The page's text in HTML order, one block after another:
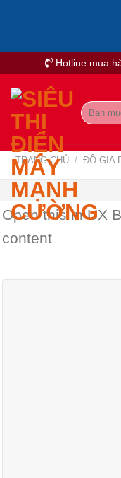
Hotline mua
Tìm
kiếm:
TRANG CHỦ / ĐỒ GIA
Open this in UX
content